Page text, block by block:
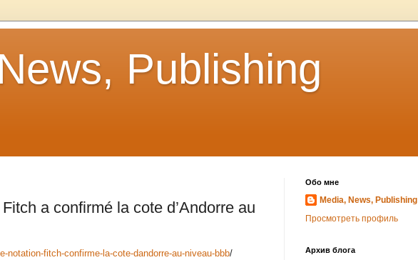
Publishing
a confirmé la cote d’Andorre au
notation-fitch-confirme-la-cote-dandorre-au-niveau-bbb/
Обо мне
Media, News, Publishing
Просмотреть профиль
Архив блога